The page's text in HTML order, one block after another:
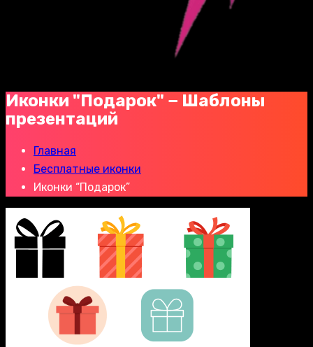
Иконки "Подарок" − Шаблоны
презентаций
Главная
Бесплатные иконки
Иконки “Подарок”